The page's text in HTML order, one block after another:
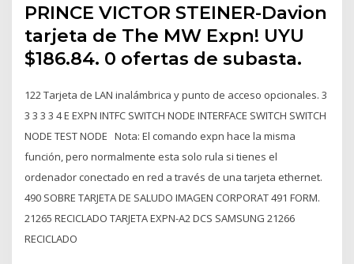
PRINCE VICTOR STEINER-Davion
tarjeta de The MW Expn! UYU
$186.84. 0 ofertas de subasta.
122 Tarjeta de LAN inalámbrica y punto de acceso opcionales. 3
3 3 3 3 4 E EXPN INTFC SWITCH NODE INTERFACE SWITCH SWITCH
NODE TEST NODE Nota: El comando expn hace la misma
función, pero normalmente esta solo rula si tienes el
ordenador conectado en red a través de una tarjeta ethernet.
490 SOBRE TARJETA DE SALUDO IMAGEN CORPORAT 491 FORM.
21265 RECICLADO TARJETA EXPN-A2 DCS SAMSUNG 21266
RECICLADO